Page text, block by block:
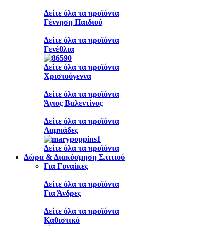
Δείτε όλα τα προϊόντα
Γέννηση Παιδιού
Δείτε όλα τα προϊόντα
Γενέθλια
Δείτε όλα τα προϊόντα
Χριστούγεννα
Δείτε όλα τα προϊόντα
Άγιος Βαλεντίνος
Δείτε όλα τα προϊόντα
Λαμπάδες
Δείτε όλα τα προϊόντα
Δώρα & Διακόσμηση Σπιτιού
Για Γυναίκες
Δείτε όλα τα προϊόντα
Για Άνδρες
Δείτε όλα τα προϊόντα
Καθιστικό